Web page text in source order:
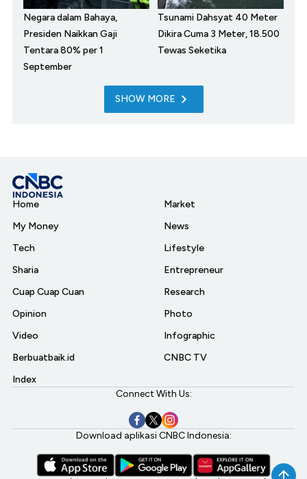
Negara dalam Bahaya,
Presiden Naikkan Gaji
Tentara 80% per 1
September
Tsunami Dahsyat 40 Meter
Dikira Cuma 3 Meter, 18.500
Tewas Seketika
SHOW MORE
Home
My Money
Tech
Sharia
Cuap Cuap Cuan
Opinion
Video
Berbuatbaik.id
Index
Market
News
Lifestyle
Entrepreneur
Research
Photo
Infographic
CNBC TV
Connect With Us:
Download aplikasi CNBC Indonesia: